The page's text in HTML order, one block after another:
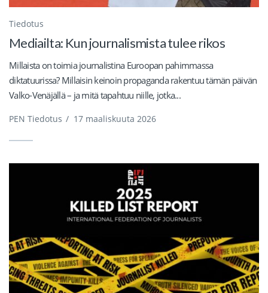
Tiedotus
Mediailta: Kun journalismista tulee rikos
Millaista on toimia journalistina Euroopan pahimmassa
diktatuurissa? Millaisin keinoin propaganda rakentuu tämän päivän
Valko-Venäjällä – ja mitä tapahtuu niille, jotka...
PEN Tiedotus / 17 maaliskuuta 2026